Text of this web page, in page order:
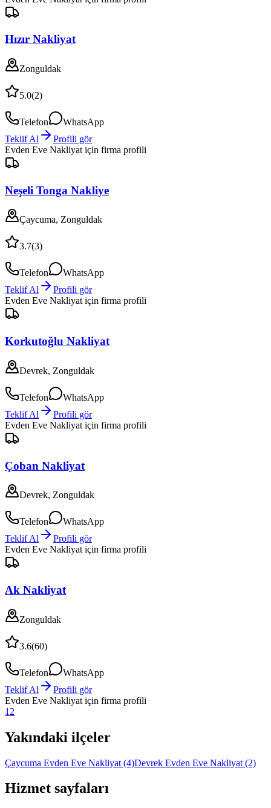
Hızır Nakliyat
Zonguldak
5.0(2)
Telefon
WhatsApp
Teklif Al
Profili gör
Evden Eve Nakliyat için firma profili
Neşeli Tonga Nakliye
Çaycuma, Zonguldak
3.7(3)
Telefon
WhatsApp
Teklif Al
Profili gör
Evden Eve Nakliyatiçin firma profili
Korkutoğlu Nakliyat
Devrek, Zonguldak
Telefon
WhatsApp
Teklif Al
Profili gör
Evden Eve Nakliyat için firma profili
Çoban Nakliyat
Devrek, Zonguldak
Telefon
WhatsApp
Teklif Al
Profili gör
Evden Eve Nakliyat için firma profili
Ak Nakliyat
Zonguldak
3.6(60)
Telefon
WhatsApp
Teklif Al
Profili gör
Evden Eve Nakliyat için firma profili
1 2
Yakındaki ilçeler
Çaycuma Evden Eve Nakliyat (4)Devrek Evden Eve Nakliyat (2)
Hizmet sayfaları